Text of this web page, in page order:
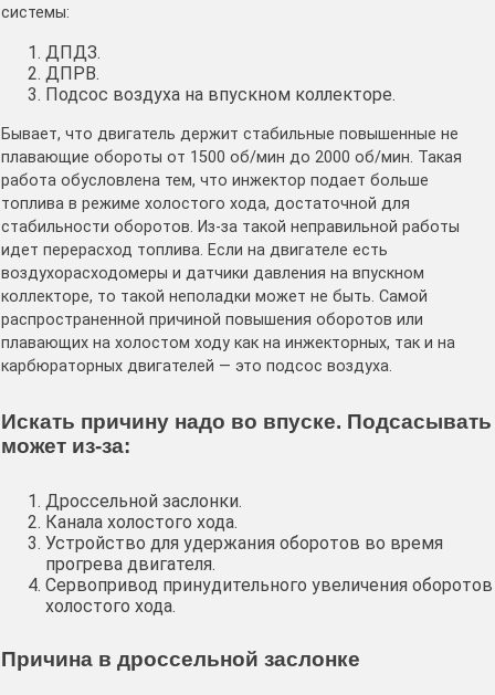
системы:
ДПДЗ.
ДПРВ.
Подсос воздуха на впускном коллекторе.
Бывает, что двигатель держит стабильные повышенные не
плавающие обороты от 1500 об/мин до 2000 об/мин. Такая
работа обусловлена тем, что инжектор подает больше
топлива в режиме холостого хода, достаточной для
стабильности оборотов. Из-за такой неправильной работы
идет перерасход топлива. Если на двигателе есть
воздухорасходомеры и датчики давления на впускном
коллекторе, то такой неполадки может не быть. Самой
распространенной причиной повышения оборотов или
плавающих на холостом ходу как на инжекторных, так и на
карбюраторных двигателей — это подсос воздуха.
Искать причину надо во впуске. Подсасывать
может из-за:
Дроссельной заслонки.
Канала холостого хода.
Устройство для удержания оборотов во время
прогрева двигателя.
Сервопривод принудительного увеличения оборотов
холостого хода.
Причина в дроссельной заслонке